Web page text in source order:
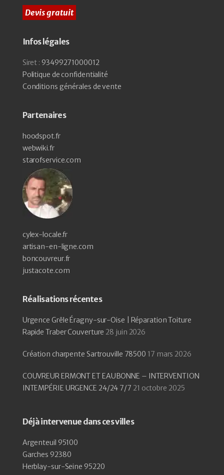
Devis gratuit
Infos légales
Siret : 93499271000012
Politique de confidentialité
Conditions générales de vente
Partenaires
hoodspot.fr
webwiki.fr
starofservice.com
cylex-locale.fr
artisan-en-ligne.com
boncouvreur.fr
justacote.com
Réalisations récentes
Urgence Grêle Éragny-sur-Oise | Réparation Toiture
Rapide Traber Couverture 28 juin 2026
Création charpente Sartrouville 78500 17 mars 2026
COUVREUR ERMONT ET EAUBONNE – INTERVENTION
INTEMPÉRIE URGENCE 24/24 7/7 21 octobre 2025
Déjà intervenue dans ces villes
Argenteuil 95100
Garches 92380
Herblay-sur-Seine 95220